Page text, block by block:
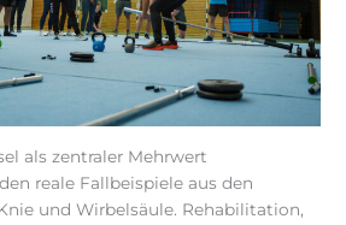
als zentraler Mehrwert
reale Fallbeispiele aus den
und Wirbelsäule. Rehabilitation,